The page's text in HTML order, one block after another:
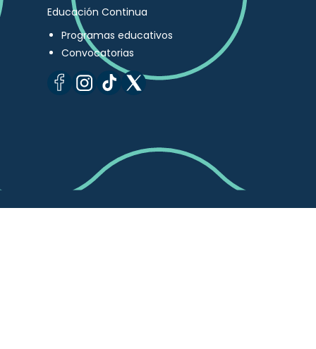
Educación Continua
Programas educativos
Convocatorias